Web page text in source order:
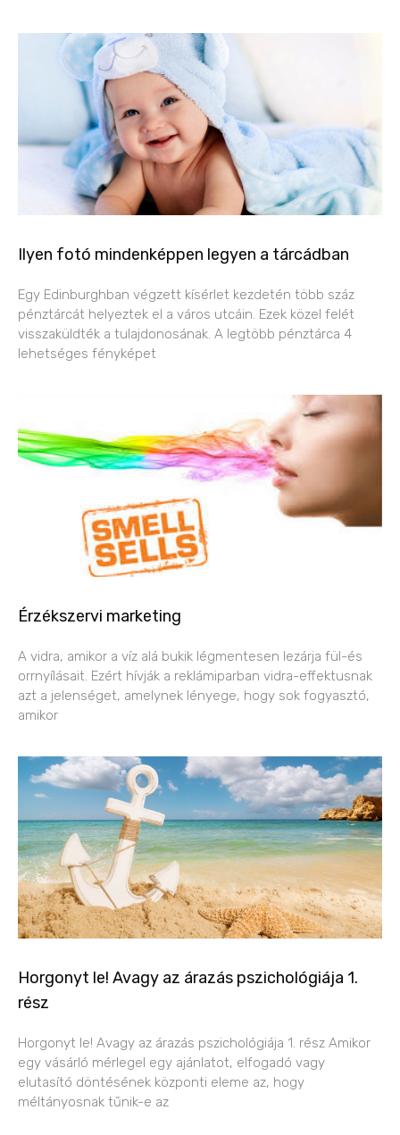
Ilyen fotó mindenképpen legyen a tárcádban
Egy Edinburghban végzett kísérlet kezdetén több száz
pénztárcát helyeztek el a város utcáin. Ezek közel felét
visszaküldték a tulajdonosának. A legtöbb pénztárca 4
lehetséges fényképet
Érzékszervi marketing
A vidra, amikor a víz alá bukik légmentesen lezárja fül-és
orrnyílásait. Ezért hívják a reklámiparban vidra-effektusnak
azt a jelenséget, amelynek lényege, hogy sok fogyasztó,
amikor
Horgonyt le! Avagy az árazás pszichológiája 1.
rész
Horgonyt le! Avagy az árazás pszichológiája 1. rész Amikor
egy vásárló mérlegel egy ajánlatot, elfogadó vagy
elutasító döntésének központi eleme az, hogy
méltányosnak tűnik-e az